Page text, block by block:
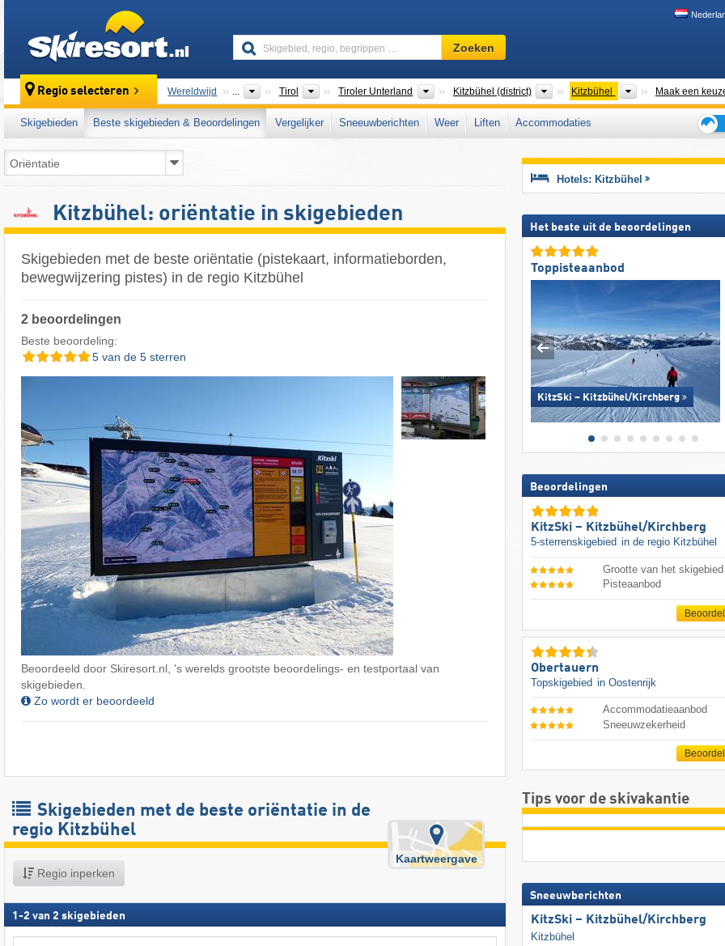
Skigebied,
regio,
…
Zoeken
Regio selecteren Wereldwijd ... Tirol Bondsstaten
Tiroler Unterland Macroregio's
Kitzbühel (district) Districten
Kitzbühel Toeristische
Maak een
Skigebieden Beste skigebieden & Beoordelingen Vergelijker Sneeuwberichten Weer Liften
Accommodaties
voor
Kitzbühel: oriëntatie in skigebieden
Skigebieden met de beste oriëntatie (pistekaart, informatieborden,
bewegwijzering pistes) in de regio Kitzbühel
2 beoordelingen
Beste beoordeling:
5 van de 5 sterren
Beoordeeld door Skiresort.nl, 's werelds grootste beoordelings- en testportaal van
skigebieden.
Zo wordt er beoordeeld
Skigebieden met de beste oriëntatie in de
regio Kitzbühel
Regio inperken
Kaartweergave
1 -2 van 2 skigebieden
Hotels: Kitzbühel
Het beste uit de beoordelingen
Toppisteaanbod
KitzSki – Kitzbühel/​Kirchberg
Beoordelingen
KitzSki – Kitzbühel/​Kirchberg
5-sterrenskigebied in de regio Kitzbühel
Grootte van het skigebied
Pisteaanbod
Obertauern
Topskigebied in Oostenrijk
Accommodatieaanbod
Sneeuwzekerheid
Tips voor de skivakantie
Sneeuwberichten
KitzSki – Kitzbühel/​Kirchberg
Kitzbühel